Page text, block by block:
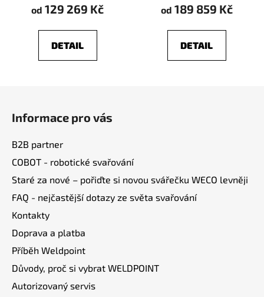
od 129 269 Kč
DETAIL
od 189 859 Kč
DETAIL
Informace pro vás
B2B partner
COBOT - robotické svařování
Staré za nové – pořiďte si novou svářečku WECO levněji
FAQ - nejčastější dotazy ze světa svařování
Kontakty
Doprava a platba
Příběh Weldpoint
Důvody, proč si vybrat WELDPOINT
Autorizovaný servis